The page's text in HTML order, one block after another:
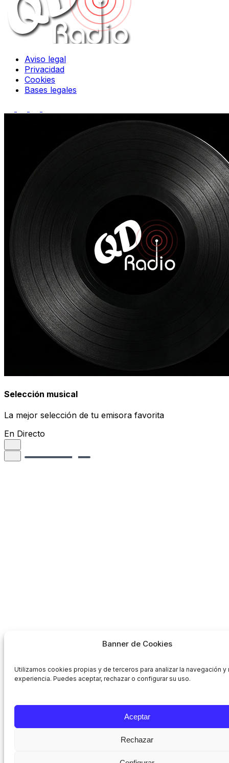
Banner de Cookies
Utilizamos cookies propias y de terceros para analizar la navegación y
experiencia. Puedes aceptar, rechazar o configurar su uso.
Aceptar
Rechazar
Aviso legal
Privacidad
Cookies
Bases legales
Selección musical
La mejor selección de tu emisora favorita
En Directo